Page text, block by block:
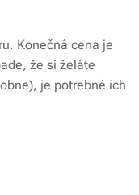
Konečná cena je
že si želáte
je potrebné ich